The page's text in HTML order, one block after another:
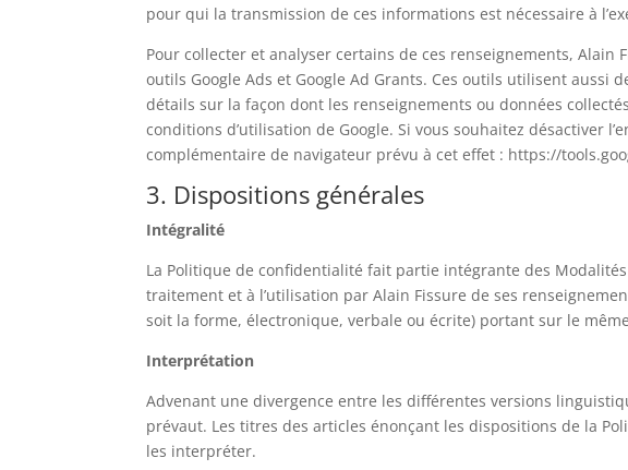
pour qui la transmission de ces informations est nécessaire à
Pour collecter et analyser certains de ces renseignements, Alain
outils Google Ads et Google Ad Grants. Ces outils utilisent aussi
détails sur la façon dont les renseignements ou données
conditions d’utilisation de Google. Si vous souhaitez désactiver
complémentaire de navigateur prévu à cet effet : https://
3. Dispositions générales
Intégralité
La Politique de confidentialité fait partie intégrante des
traitement et à l’utilisation par Alain Fissure de ses
soit la forme, électronique, verbale ou écrite) portant sur le
Interprétation
Advenant une divergence entre les différentes versions
prévaut. Les titres des articles énonçant les dispositions de la
les interpréter.